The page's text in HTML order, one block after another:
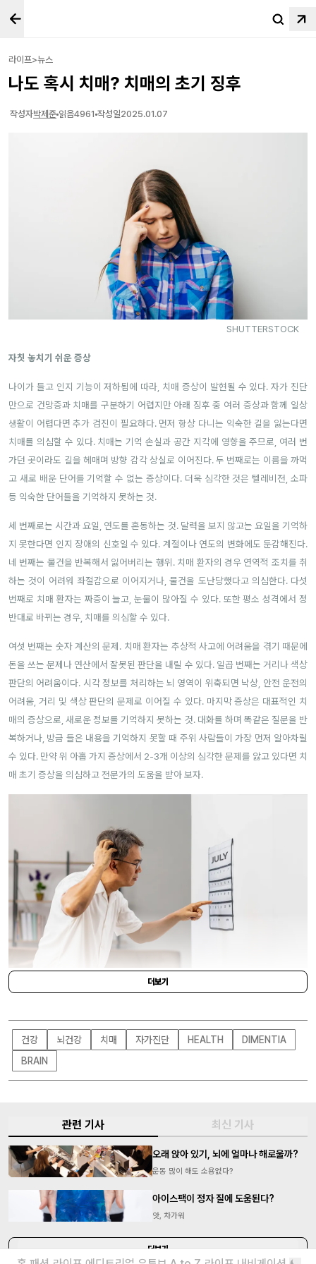
라이프>뉴스
나도 혹시 치매? 치매의 초기 징후
작성자박제준 읽음4961 작성일2025.01.07
SHUTTERSTOCK
자칫 놓치기 쉬운 증상
나이가 들고 인지 기능이 저하됨에 따라, 치매 증상이 발현될 수 있다. 자가 진단
만으로 건망증과 치매를 구분하기 어렵지만 아래 징후 중 여러 증상과 함께 일상
생활이 어렵다면 추가 검진이 필요하다. 먼저 항상 다니는 익숙한 길을 잃는다면
치매를 의심할 수 있다. 치매는 기억 손실과 공간 지각에 영향을 주므로, 여러 번
가던 곳이라도 길을 헤매며 방향 감각 상실로 이어진다. 두 번째로는 이름을 까먹
고 새로 배운 단어를 기억할 수 없는 증상이다. 더욱 심각한 것은 텔레비전, 소파
등 익숙한 단어들을 기억하지 못하는 것.
세 번째로는 시간과 요일, 연도를 혼동하는 것. 달력을 보지 않고는 요일을 기억하
지 못한다면 인지 장애의 신호일 수 있다. 계절이나 연도의 변화에도 둔감해진다.
네 번째는 물건을 반복해서 잃어버리는 행위. 치매 환자의 경우 연역적 조치를 취
하는 것이 어려워 좌절감으로 이어지거나, 물건을 도난당했다고 의심한다. 다섯
번째로 치매 환자는 짜증이 늘고, 눈물이 많아질 수 있다. 또한 평소 성격에서 정
반대로 바뀌는 경우, 치매를 의심할 수 있다.
여섯 번째는 숫자 계산의 문제. 치매 환자는 추상적 사고에 어려움을 겪기 때문에
돈을 쓰는 문제나 연산에서 잘못된 판단을 내릴 수 있다. 일곱 번째는 거리나 색상
판단의 어려움이다. 시각 정보를 처리하는 뇌 영역이 위축되면 낙상, 안전 운전의
어려움, 거리 및 색상 판단의 문제로 이어질 수 있다. 마지막 증상은 대표적인 치
매의 증상으로, 새로운 정보를 기억하지 못하는 것. 대화를 하며 똑같은 질문을 반
복하거나, 방금 들은 내용을 기억하지 못할 때 주위 사람들이 가장 먼저 알아차릴
수 있다. 만약 위 아홉 가지 증상에서 2-3개 이상의 심각한 문제를 앓고 있다면 치
매 초기 증상을 의심하고 전문가의 도움을 받아 보자.
SHUTTERSTOCK
더보기
건강 뇌건강 치매 자가진단 HEALTH
DIMENTIA
BRAIN
관련 기사 최신 기사
오래 앉아 있기, 뇌에 얼마나 해로울까?
운동 많이 해도 소용없다?
아이스팩이 정자 질에 도움된다?
앗, 차가워
더보기